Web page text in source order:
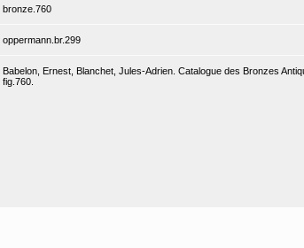
bronze.760
oppermann.br.299
Babelon, Ernest, Blanchet, Jules-Adrien. Catalogue des Bronzes
fig.760.